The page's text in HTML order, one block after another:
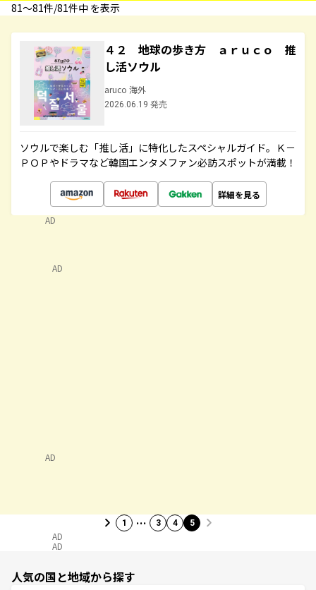
81〜81件/81件中 を表示
４２ 地球の歩き方 ａｒｕｃｏ 推
し活ソウル
aruco 海外
2026.06.19 発売
ソウルで楽しむ「推し活」に特化したスペシャルガイド。Ｋ－
ＰＯＰやドラマなど韓国エンタメファン必訪スポットが満載！
詳細を見る
AD
AD
1 … 3 4 5
AD
AD
人気の国と地域から探す
AD